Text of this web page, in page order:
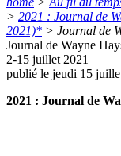
> 2021 : Journal de
2021)* > Journal de
Journal de Wayne
2-15 juillet 2021
publié le jeudi 15
2021 : Journal de